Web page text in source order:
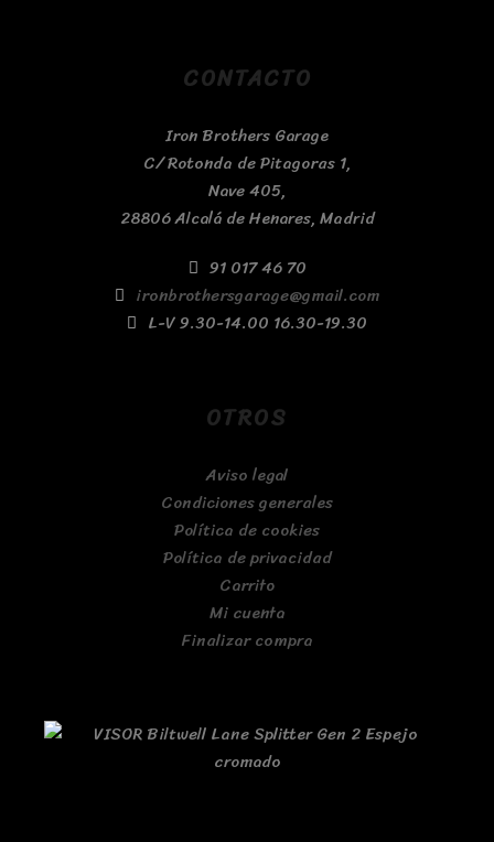
CONTACTO
Iron Brothers Garage
C/ Rotonda de Pitagoras 1,
Nave 405,
28806 Alcalá de Henares, Madrid
91 017 46 70
ironbrothersgarage@gmail.com
L-V 9.30-14.00 16.30-19.30
OTROS
Aviso legal
Condiciones generales
Política de cookies
Política de privacidad
Carrito
Mi cuenta
Finalizar compra